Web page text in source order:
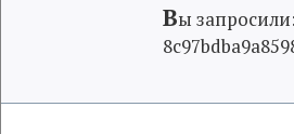
Вы запросили: